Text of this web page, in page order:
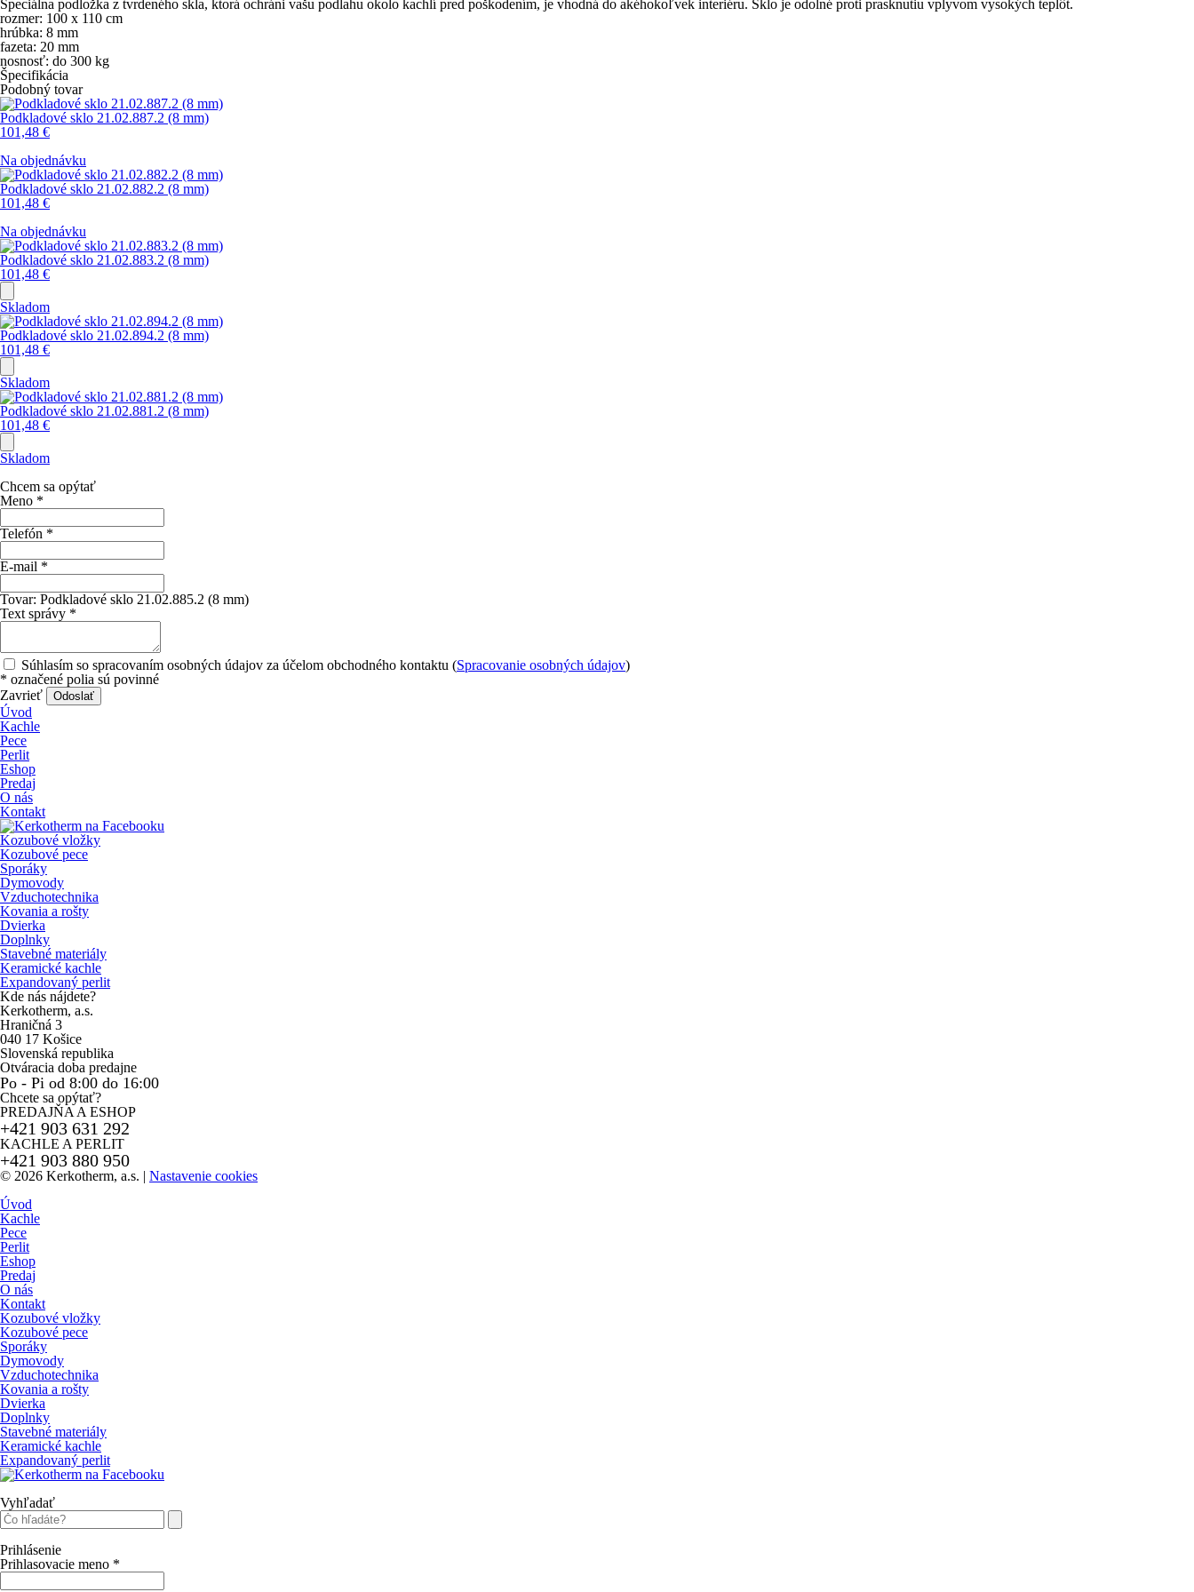
Špeciálna podložka z tvrdeného skla, ktorá ochráni vašu podlahu okolo kachlí pred poškodením, je vhodná do akéhokoľvek interiéru. Sklo je odolné proti prasknutiu vplyvom vysokých teplôt.
rozmer: 100 x 110 cm
hrúbka: 8 mm
fazeta: 20 mm
nosnosť: do 300 kg
Špecifikácia
Podobný tovar
Podkladové sklo 21.02.887.2 (8 mm)
101,48 €
Na objednávku
Podkladové sklo 21.02.882.2 (8 mm)
101,48 €
Na objednávku
Podkladové sklo 21.02.883.2 (8 mm)
101,48 €
Skladom
Podkladové sklo 21.02.894.2 (8 mm)
101,48 €
Skladom
Podkladové sklo 21.02.881.2 (8 mm)
101,48 €
Skladom
Chcem sa opýtať
Meno *
Telefón *
E-mail *
Tovar: Podkladové sklo 21.02.885.2 (8 mm)
Text správy *
Súhlasím so spracovaním osobných údajov za účelom obchodného kontaktu (Spracovanie osobných údajov)
* označené polia sú povinné
Zavrieť
Odoslať
Úvod
Kachle
Pece
Perlit
Eshop
Predaj
O nás
Kontakt
Kozubové vložky
Kozubové pece
Sporáky
Dymovody
Vzduchotechnika
Kovania a rošty
Dvierka
Doplnky
Stavebné materiály
Keramické kachle
Expandovaný perlit
Kde nás nájdete?
Kerkotherm, a.s.
Hraničná 3
040 17 Košice
Slovenská republika
Otváracia doba predajne
Po - Pi od 8:00 do 16:00
Chcete sa opýtať?
PREDAJŇA A ESHOP
+421 903 631 292
KACHLE A PERLIT
+421 903 880 950
© 2026 Kerkotherm, a.s. | Nastavenie cookies
Úvod
Kachle
Pece
Perlit
Eshop
Predaj
O nás
Kontakt
Kozubové vložky
Kozubové pece
Sporáky
Dymovody
Vzduchotechnika
Kovania a rošty
Dvierka
Doplnky
Stavebné materiály
Keramické kachle
Expandovaný perlit
Vyhľadať
Prihlásenie
Prihlasovacie meno *